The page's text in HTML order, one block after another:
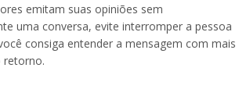
emitam suas opiniões sem
uma conversa, evite interromper a pessoa
consiga entender a mensagem com mais
retorno.